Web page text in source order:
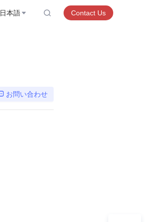
日本語 Contact Us
お問い合わせ